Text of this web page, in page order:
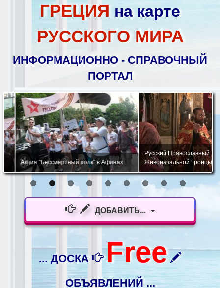
ГРЕЦИЯ на карте
РУССКОГО МИРА
ИНФОРМАЦИОННО - СПРАВОЧНЫЙ
ПОРТАЛ
Акция "Бессмертный полк" в Афинах
Русский Православный Храм
Живоначальной Троицы в
ДОБАВИТЬ...
... ДОСКА Free
ОБЪЯВЛЕНИЙ ...